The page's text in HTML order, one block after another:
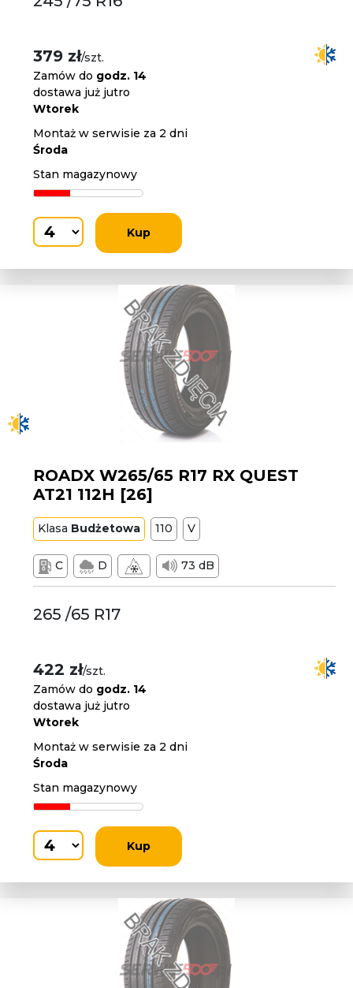
379 zł/szt.
Zamów do godz. 14
dostawa już jutro
Wtorek
Montaż w serwisie za 2 dni
Środa
Stan magazynowy
Kup
ROADX W265/65 R17 RX QUEST
AT21 112H [26]
Klasa Budżetowa 110 V
C D 73 dB
265 /65 R17
422 zł/szt.
Zamów do godz. 14
dostawa już jutro
Wtorek
Montaż w serwisie za 2 dni
Środa
Stan magazynowy
Kup